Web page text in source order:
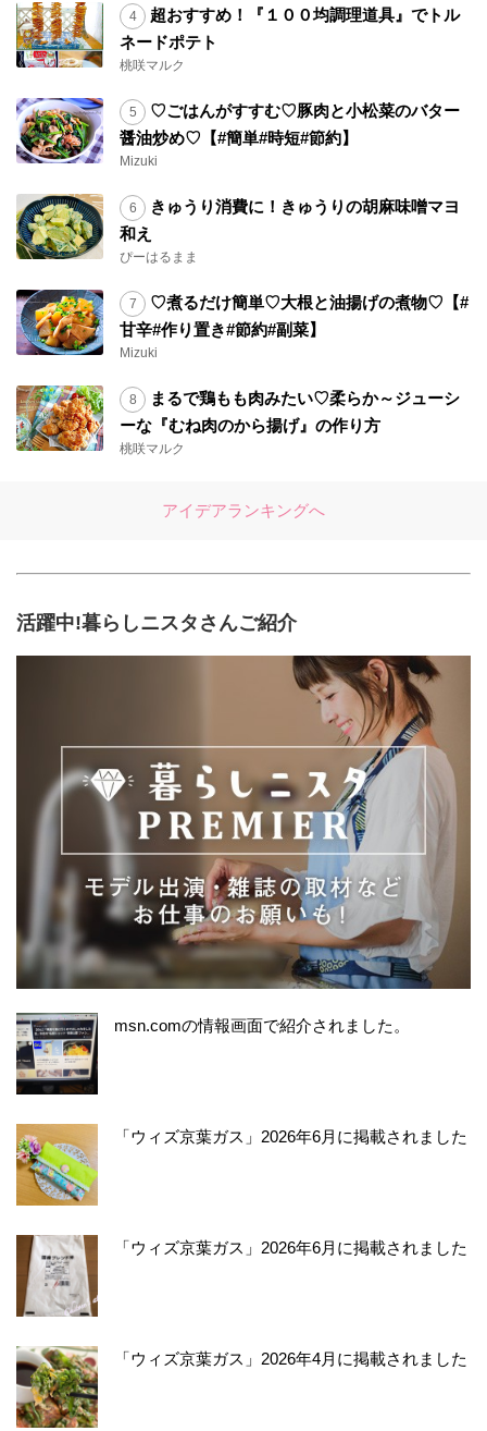
超おすすめ！『１００均調理道具』でトル
ネードポテト
桃咲マルク
♡ごはんがすすむ♡豚肉と小松菜のバター
醤油炒め♡【#簡単#時短#節約】
Mizuki
きゅうり消費に！きゅうりの胡麻味噌マヨ
和え
ぴーはるまま
♡煮るだけ簡単♡大根と油揚げの煮物♡【#
甘辛#作り置き#節約#副菜】
Mizuki
まるで鶏もも肉みたい♡柔らか～ジューシ
ーな『むね肉のから揚げ』の作り方
桃咲マルク
アイデアランキングへ
活躍中!暮らしニスタさんご紹介
msn.comの情報画面で紹介されました。
「ウィズ京葉ガス」2026年6月に掲載されました
「ウィズ京葉ガス」2026年6月に掲載されました
「ウィズ京葉ガス」2026年4月に掲載されました